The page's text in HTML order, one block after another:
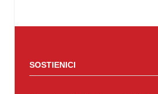
SOSTIENICI